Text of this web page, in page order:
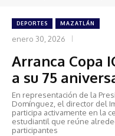
DEPORTES MAZATLÁN
enero 30, 2026
Arranca Copa
a su 75
En representación de la
Domínguez, el director del
participa activamente en la
estudiantil que reúne
participantes